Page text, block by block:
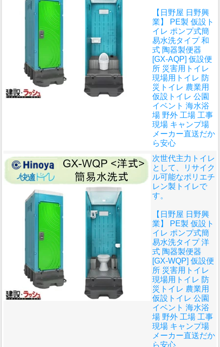
【日野屋 日野興
業】 PE製 仮設ト
イレ ポンプ式簡
易水洗タイプ 和
式 陶器製便器
[GX-AQP] 仮設便
所 災害用トイレ
現場用トイレ 防
災トイレ 農業用
仮設トイレ 公園
イベント 海水浴
場 野外 工場 工事
現場 キャンプ場
メーカー直送だか
ら安心
次世代主力トイレ
として、リサイク
ル可能なポリエチ
レン製トイレで
す。
【日野屋 日野興
業】 PE製 仮設ト
イレ ポンプ式簡
易水洗タイプ 洋
式 陶器製便器
[GX-WQP] 仮設便
所 災害用トイレ
現場用トイレ 防
災トイレ 農業用
仮設トイレ 公園
イベント 海水浴
場 野外 工場 工事
現場 キャンプ場
メーカー直送だか
ら安心